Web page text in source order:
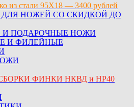
из стали 95Х18 — 3400 рублей
НОЖЕЙ СО СКИДКОЙ ДО
ПОДАРОЧНЫЕ НОЖИ
И ФИЛЕЙНЫЕ
ФИНКИ НКВД и НР40